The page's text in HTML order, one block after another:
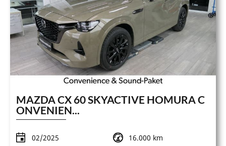
MAZDA CX 60 SKYACTIVE HOMURA C
ONVENIEN...
02/2025 16.000 km